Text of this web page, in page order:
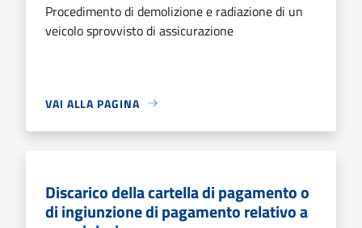
Procedimento di demolizione e radiazione di un
veicolo sprovvisto di assicurazione
VAI ALLA PAGINA
Discarico della cartella di pagamento o
di ingiunzione di pagamento relativo a